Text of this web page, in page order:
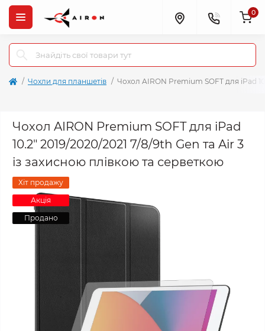
0
Чохли для планшетів Чохол AIRON Premium SOFT для iPad
Чохол AIRON Premium SOFT для iPad
10.2" 2019/2020/2021 7/8/9th Gen та Air 3
із захисною плівкою та серветкою
Хіт продажу
Акція
Продано